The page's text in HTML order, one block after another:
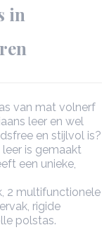
in
van mat volnerf
leer en wel
en stijlvol is?
is gemaakt
een unieke,
2 multifunctionele
rigide
polstas.